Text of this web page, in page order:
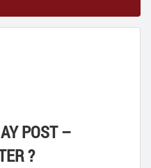
POST –
?